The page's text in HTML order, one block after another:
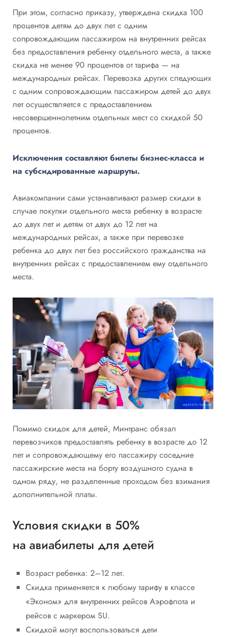
При этом, согласно приказу, утверждена скидка 100
процентов детям до двух лет с одним
сопровождающим пассажиром на внутренних рейсах
без предоставления ребенку отдельного места, а также
скидка не менее 90 процентов от тарифа — на
международных рейсах. Перевозка других следующих
с одним сопровождающим пассажиром детей до двух
лет осуществляется с предоставлением
несовершеннолетним отдельных мест со скидкой 50
процентов.
Исключения составляют билеты бизнес-класса и
на субсидированные маршруты.
Авиакомпании сами устанавливают размер скидки в
случае покупки отдельного места ребенку в возрасте
до двух лет и детям от двух до 12 лет на
международных рейсах, а также при перевозке
ребенка до двух лет без российского гражданства на
внутренних рейсах с предоставлением ему отдельного
места.
Помимо скидок для детей, Минтранс обязал
перевозчиков предоставлять ребенку в возрасте до 12
лет и сопровождающему его пассажиру соседние
пассажирские места на борту воздушного судна в
одном ряду, не разделенные проходом без взимания
дополнительной платы.
Условия скидки в 50%
на авиабилеты для детей
Возраст ребенка: 2–12 лет.
Скидка применяется к любому тарифу в классе
«Эконом» для внутренних рейсов Аэрофлота и
рейсов с маркером SU.
Скидкой могут воспользоваться дети